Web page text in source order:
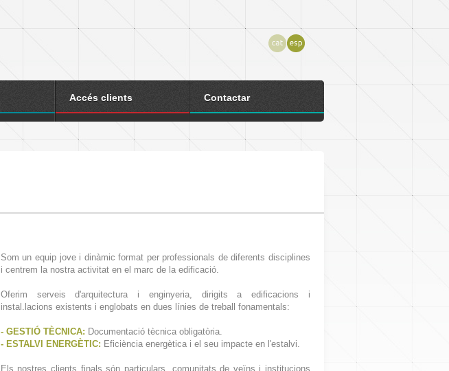
Accés clients Contactar
Som un equip jove i dinàmic format per professionals de diferents disciplines
i centrem la nostra activitat en el marc de la edificació.
Oferim serveis d'arquitectura i enginyeria, dirigits a edificacions i
instal.lacions existents i englobats en dues línies de treball fonamentals:
- GESTIÓ TÈCNICA: Documentació tècnica obligatòria.
- ESTALVI ENERGÈTIC: Eficiència energètica i el seu impacte en l'estalvi.
Els nostres clients finals són particulars, comunitats de veïns i institucions